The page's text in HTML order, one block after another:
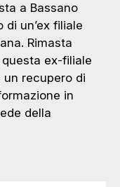
a Bassano
di un’ex filiale
Rimasta
questa ex-filiale
recupero di
in
della